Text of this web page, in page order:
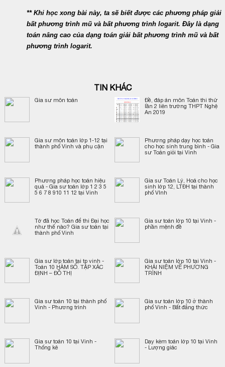
** Khi học xong bài này, ta sẽ biết được các phương pháp giải
bất phương trình mũ và bất phương trình logarit. Đây là dạng
toán nâng cao của dạng toán giải bất phương trình mũ và bất
phương trình logarit.
TIN KHÁC
Gia sư môn toán
Đề, đáp án môn Toán thi thử
lần 2 liên trường THPT Nghệ
An 2019
Gia sư môn toán lớp 1-12 tại
thành phố Vinh và phụ cận
Phương pháp dạy học toán
cho học sinh trung bình - Gia
sư Toán giỏi tại Vinh
Phương pháp học toán hiệu
quả - Gia sư toán lớp 1 2 3 5
5 6 7 8 910 11 12 tại Vinh
Gia sư Toán Lý, Hoá cho học
sinh lớp 12, LTĐH tại thành
phố VInh
Tớ đã học Toán để thi Đại học
như thế nào? Gia sư toán tại
thành phố Vinh
Gia sư toán lớp 10 tại Vinh -
phần mệnh đề
Gia sư lớp toán tại tp vinh -
Toán 10 HÀM SỐ. TẬP XÁC
ĐỊNH – ĐỒ THỊ
Gia sư toán lớp 10 tại Vinh -
KHÁI NIỆM VỀ PHƯƠNG
TRÌNH
Gia sư toán 10 tại thành phố
Vinh - Phương trình
Gia sư toán lớp 10 ở thành
phố Vinh - Bất đẳng thức
Gia sư toán 10 tại Vinh -
Thống kê
Dạy kèm toán lớp 10 tại Vinh
- Lượng giác